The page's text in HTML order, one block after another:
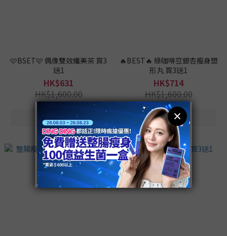
🩷BSET🩷 偶像雙效纖美茶 買3
送1
HK$631
HK$1,600.00
🔥BEST🔥 綠咖啡豆銀杏瘦身塑
形丸 買3送1
HK$714
HK$1,600.00